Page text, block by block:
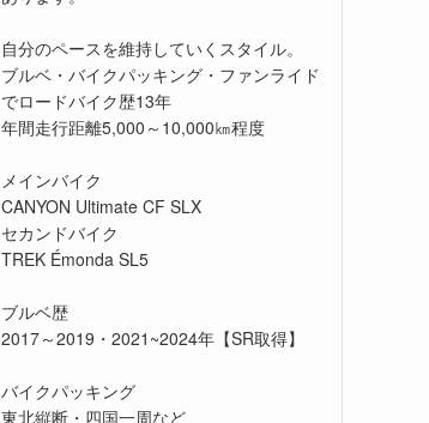
自分のペースを維持していくスタイル。
ブルベ・バイクパッキング・ファンライド
でロードバイク歴13年
年間走行距離5,000～10,000㎞程度
メインバイク
CANYON Ultimate CF SLX
セカンドバイク
TREK Émonda SL5
ブルベ歴
2017～2019・2021~2024年【SR取得】
バイクパッキング
東北縦断・四国一周など